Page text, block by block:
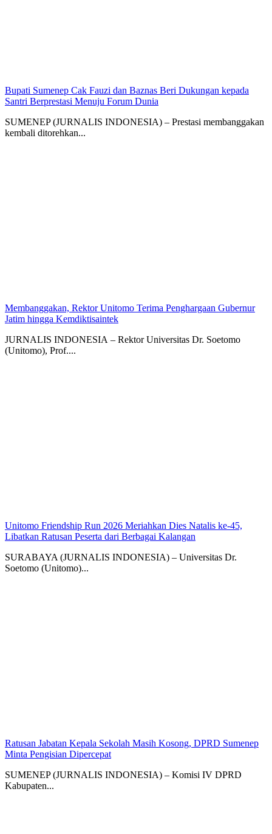
Bupati Sumenep Cak Fauzi dan Baznas Beri Dukungan kepada
Santri Berprestasi Menuju Forum Dunia
SUMENEP (JURNALIS INDONESIA) – Prestasi membanggakan
kembali ditorehkan...
Membanggakan, Rektor Unitomo Terima Penghargaan Gubernur
Jatim hingga Kemdiktisaintek
JURNALIS INDONESIA – Rektor Universitas Dr. Soetomo
(Unitomo), Prof....
Unitomo Friendship Run 2026 Meriahkan Dies Natalis ke-45,
Libatkan Ratusan Peserta dari Berbagai Kalangan
SURABAYA (JURNALIS INDONESIA) – Universitas Dr.
Soetomo (Unitomo)...
Ratusan Jabatan Kepala Sekolah Masih Kosong, DPRD Sumenep
Minta Pengisian Dipercepat
SUMENEP (JURNALIS INDONESIA) – Komisi IV DPRD
Kabupaten...